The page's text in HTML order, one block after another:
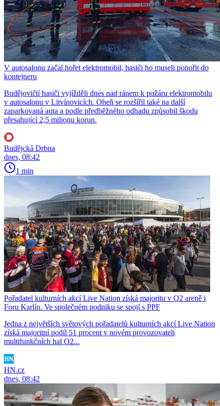
V autosalonu začal hořet elektromobil, hasiči ho museli ponořit do
kontejneru
Budějovičtí hasiči vyjížděli dnes nad ránem k požáru elektromobilu
v autosalonu v Litvínovicích. Oheň se rozšířil také na další
zaparkovaná auta a podle předběžného odhadu způsobil škodu
přesahující 2,5 milionu korun.
Budějcká Drbna
dnes, 08:42
1 min
Pořadatel kulturních akcí Live Nation získá majoritu v O2 areně i
Foru Karlín. Ve společném podniku se spojí s PPF
Jedna z největších světových pořadatelů kulturních akcí Live Nation
získá majoritní podíl 51 procent v novém provozovateli
multifunkčních hal O2...
HN.cz
dnes, 08:42